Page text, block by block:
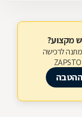
מקצוע?
מתנה לרכישה